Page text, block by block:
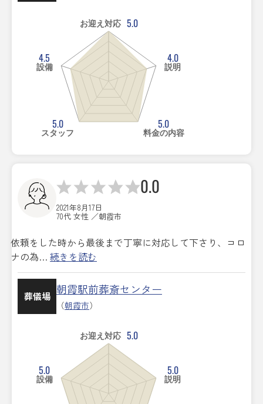
お迎え対応 5.0
4.0
説明
5.0
料金の内容
5.0
スタッフ
4.5
設備
0.0
2021年8月17日
70代 女性 ／朝霞市
依頼をした時から最後まで丁寧に対応して下さり、コロ
ナの為… 続きを読む
葬儀場 朝霞駅前葬斎センター
（朝霞市）
お迎え対応 5.0
5.0
説明
5.0
設備